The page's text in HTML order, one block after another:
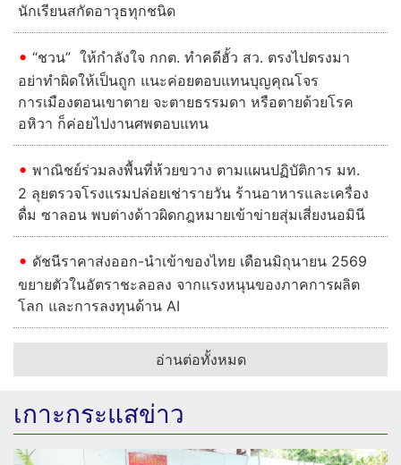
นักเรียนสกัดอาวุธทุกชนิด
“ชวน” ให้กำลังใจ กกต. ทำคดีฮั้ว สว. ตรงไปตรงมา
อย่าทำผิดให้เป็นถูก แนะค่อยตอบแทนบุญคุณโจร
การเมืองตอนเขาตาย จะตายธรรมดา หรือตายด้วยโรค
อหิวา ก็ค่อยไปงานศพตอบแทน
พาณิชย์ร่วมลงพื้นที่ห้วยขวาง ตามแผนปฏิบัติการ มท.
2 ลุยตรวจโรงแรมปล่อยเช่ารายวัน ร้านอาหารและเครื่อง
ดื่ม ซาลอน พบต่างด้าวผิดกฎหมายเข้าข่ายสุ่มเสี่ยงนอมินี
ดัชนีราคาส่งออก-นำเข้าของไทย เดือนมิถุนายน 2569
ขยายตัวในอัตราชะลอลง จากแรงหนุนของภาคการผลิต
โลก และการลงทุนด้าน AI
อ่านต่อทั้งหมด
เกาะกระแสข่าว